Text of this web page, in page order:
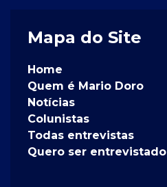
Mapa do Site
Home
Quem é Mario Doro
Notícias
Colunistas
Todas entrevistas
Quero ser entrevistado